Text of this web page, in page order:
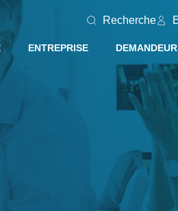
Recherche
ENTREPRISE